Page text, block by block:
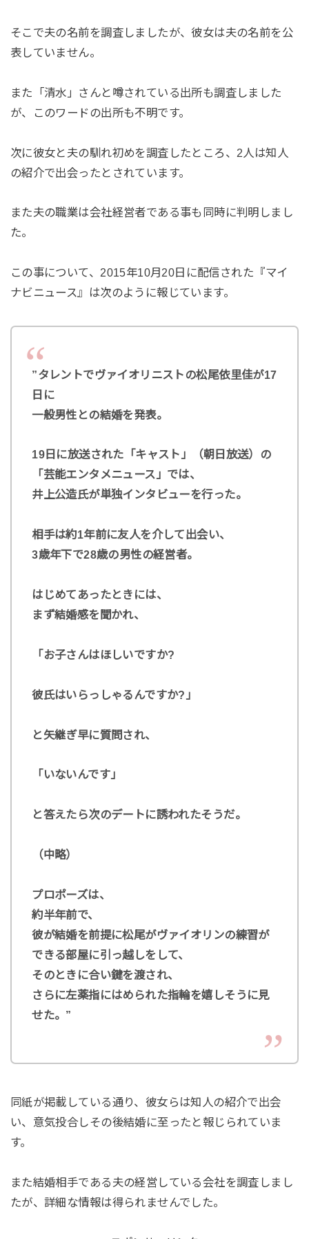
そこで夫の名前を調査しましたが、彼女は夫の名前を公
表していません。
また「清水」さんと噂されている出所も調査しました
が、このワードの出所も不明です。
次に彼女と夫の馴れ初めを調査したところ、2人は知人
の紹介で出会ったとされています。
また夫の職業は会社経営者である事も同時に判明しまし
た。
この事について、2015年10月20日に配信された『マイ
ナビニュース』は次のように報じています。
”タレントでヴァイオリニストの松尾依里佳が17
日に
一般男性との結婚を発表。
19日に放送された「キャスト」（朝日放送）の
「芸能エンタメニュース」では、
井上公造氏が単独インタビューを行った。
相手は約1年前に友人を介して出会い、
3歳年下で28歳の男性の経営者。
はじめてあったときには、
まず結婚感を聞かれ、
「お子さんはほしいですか?
彼氏はいらっしゃるんですか?」
と矢継ぎ早に質問され、
「いないんです」
と答えたら次のデートに誘われたそうだ。
（中略）
プロポーズは、
約半年前で、
彼が結婚を前提に松尾がヴァイオリンの練習が
できる部屋に引っ越しをして、
そのときに合い鍵を渡され、
さらに左薬指にはめられた指輪を嬉しそうに見
せた。”
同紙が掲載している通り、彼女らは知人の紹介で出会
い、意気投合しその後結婚に至ったと報じられていま
す。
また結婚相手である夫の経営している会社を調査しまし
たが、詳細な情報は得られませんでした。